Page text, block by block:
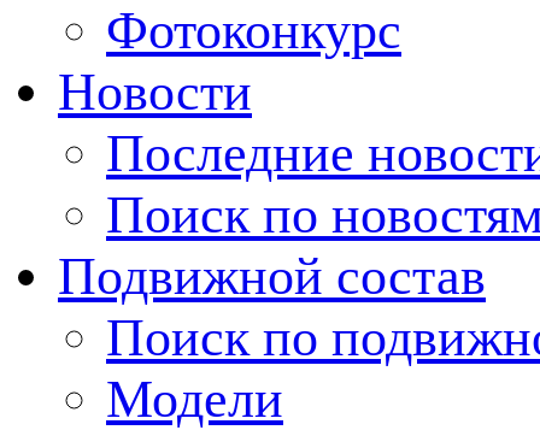
Фотоконкурс
Новости
Последние
Поиск по
Подвижной состав
Поиск по
Модели